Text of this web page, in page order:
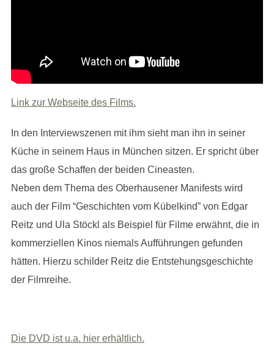
Link zur Webseite des Films.
In den Interviewszenen mit ihm sieht man ihn in seiner
Küche in seinem Haus in München sitzen. Er spricht über
das große Schaffen der beiden Cineasten.
Neben dem Thema des Oberhausener Manifests wird
auch der Film “Geschichten vom Kübelkind” von Edgar
Reitz und Ula Stöckl als Beispiel für Filme erwähnt, die in
kommerziellen Kinos niemals Aufführungen gefunden
hätten. Hierzu schilder Reitz die Entstehungsgeschichte
der Filmreihe.
Die DVD ist u.a. hier erhältlich.